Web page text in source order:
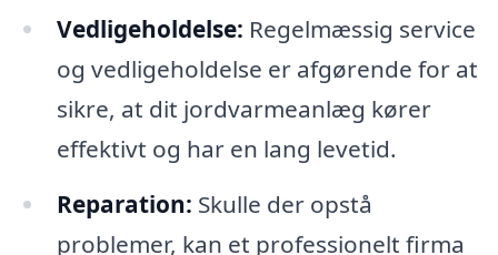
Vedligeholdelse: Regelmæssig service
og vedligeholdelse er afgørende for at
sikre, at dit jordvarmeanlæg kører
effektivt og har en lang levetid.
Reparation: Skulle der opstå
problemer, kan et professionelt firma